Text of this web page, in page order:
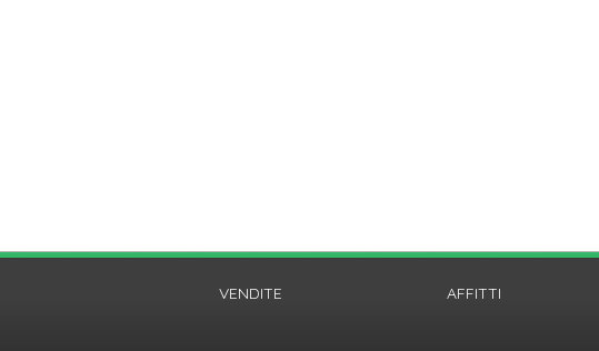
VENDITE AFFITTI